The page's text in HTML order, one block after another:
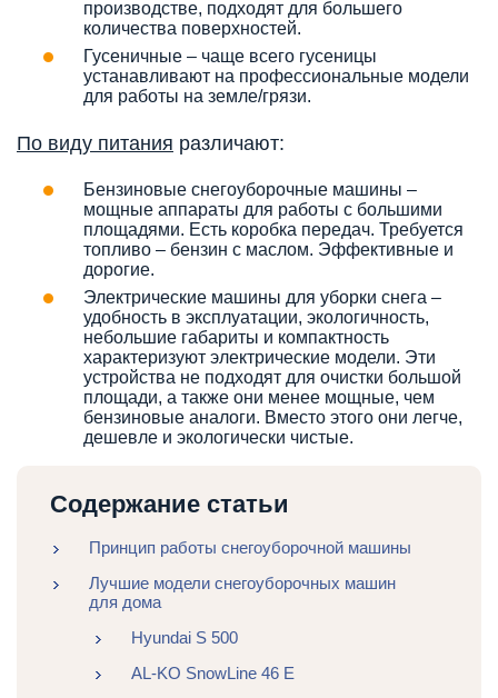
производстве, подходят для большего
количества поверхностей.
Гусеничные – чаще всего гусеницы
устанавливают на профессиональные модели
для работы на земле/грязи.
По виду питания различают:
Бензиновые снегоуборочные машины –
мощные аппараты для работы с большими
площадями. Есть коробка передач. Требуется
топливо – бензин с маслом. Эффективные и
дорогие.
Электрические машины для уборки снега –
удобность в эксплуатации, экологичность,
небольшие габариты и компактность
характеризуют электрические модели. Эти
устройства не подходят для очистки большой
площади, а также они менее мощные, чем
бензиновые аналоги. Вместо этого они легче,
дешевле и экологически чистые.
Содержание статьи
Принцип работы снегоуборочной машины
Лучшие модели снегоуборочных машин
для дома
Hyundai S 500
AL-KO SnowLine 46 E